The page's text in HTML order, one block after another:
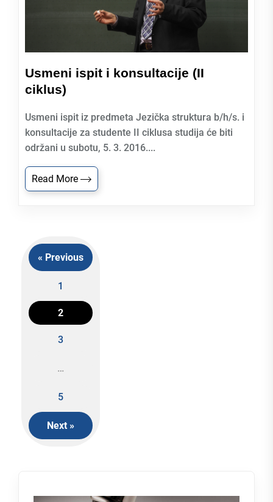
Usmeni ispit i konsultacije (II
ciklus)
Usmeni ispit iz predmeta Jezička struktura b/h/s. i
konsultacije za studente II ciklusa studija će biti
održani u subotu, 5. 3. 2016....
Read More
« Previous
1
2
3
…
5
Next »